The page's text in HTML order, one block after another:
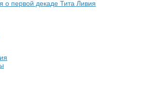
о первой декаде Тита Ливия